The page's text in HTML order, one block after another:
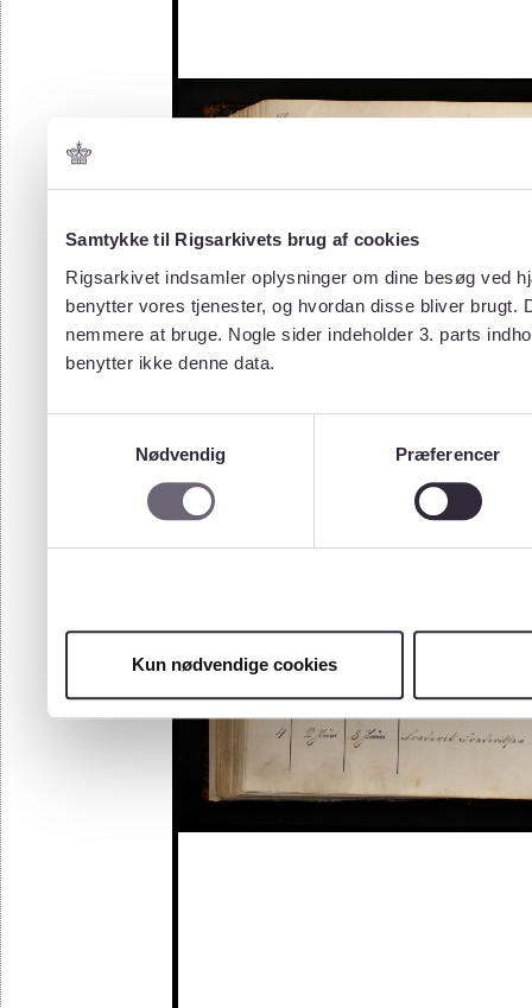
Samtykke til Rigsarkivets brug af cookies
Rigsarkivet indsamler oplysninger om dine besøg ved
benytter vores tjenester, og hvordan disse bliver
nemmere at bruge. Nogle sider indeholder 3. parts
benytter ikke denne data.
Nødvendig
Præferencer
Kun nødvendige cookies